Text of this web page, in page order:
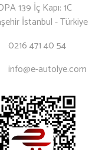
139 İç Kapı: 1C
İstanbul - Türkiye
0216 471 40 54
info@e-autolye.com